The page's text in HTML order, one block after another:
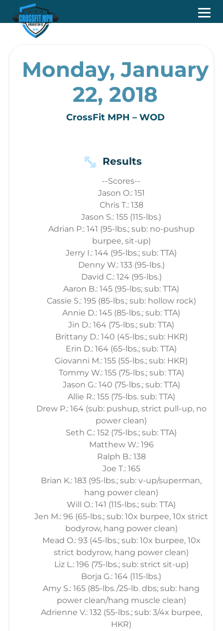
Monday, January
22, 2018
CrossFit MPH – WOD
Results
--Scores--
Jason O.: 151
Chris T.: 138
Jason S.: 155 (115-lbs.)
Adrian P.: 141 (95-lbs.; sub: no-pushup
burpee, sit-up)
Jerry I.: 144 (95-lbs.; sub: TTA)
Denny W.: 133 (95-lbs.)
David C.: 124 (95-lbs.)
Aaron B.: 145 (95-lbs; sub: TTA)
Cassie S.: 195 (85-lbs.; sub: hollow rock)
Annie D.: 145 (85-lbs.; sub: TTA)
Jin D.: 164 (75-lbs.; sub: TTA)
Brittany D.: 140 (45-lbs.; sub: HKR)
Erin D.: 164 (65-lbs.; sub: TTA)
Giovanni M.: 155 (55-lbs.; sub: HKR)
Tommy W.: 155 (75-lbs.; sub: TTA)
Jason G.: 140 (75-lbs.; sub: TTA)
Allie R.: 155 (75-lbs. sub: TTA)
Drew P.: 164 (sub: pushup, strict pull-up, no
power clean)
Seth C.: 152 (75-lbs.; sub: TTA)
Matthew W.: 196
Ralph B.: 138
Joe T.: 165
Brian K.: 183 (95-lbs.; sub: v-up/superman,
hang power clean)
Will O.: 141 (115-lbs.; sub: TTA)
Jen M.: 96 (65-lbs.; sub: 10x burpee, 10x strict
bodyrow, hang power clean)
Mead O.: 93 (45-lbs.; sub: 10x burpee, 10x
strict bodyrow, hang power clean)
Liz L.: 196 (75-lbs.; sub: strict sit-up)
Borja G.: 164 (115-lbs.)
Amy S.: 165 (85-lbs./25-lb. dbs; sub: hang
power clean/hang muscle clean)
Adrienne V.: 132 (55-lbs.; sub: 3/4x burpee,
HKR)